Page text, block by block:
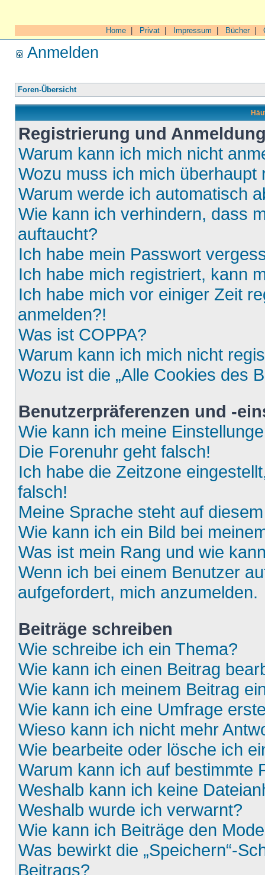
Home Privat Impressum Bücher|
Anmelden
Foren-Übersicht
Registrierung und
Warum kann ich mich nicht
Wozu muss ich mich überhaupt
Warum werde ich automatisch
Wie kann ich verhindern, dass
auftaucht?
Ich habe mein Passwort
Ich habe mich registriert, kann
Ich habe mich vor einiger Zeit
anmelden?!
Was ist COPPA?
Warum kann ich mich nicht
Wozu ist die „Alle Cookies des
Benutzerpräferenzen und -
Wie kann ich meine
Die Forenuhr geht falsch!
Ich habe die Zeitzone
falsch!
Meine Sprache steht auf
Wie kann ich ein Bild bei
Was ist mein Rang und wie
Wenn ich bei einem Benutzer
aufgefordert, mich anzumelden.
Beiträge schreiben
Wie schreibe ich ein Thema?
Wie kann ich einen Beitrag
Wie kann ich meinem Beitrag
Wie kann ich eine Umfrage
Wieso kann ich nicht mehr
Wie bearbeite oder lösche ich
Warum kann ich auf bestimmte
Weshalb kann ich keine
Weshalb wurde ich verwarnt?
Wie kann ich Beiträge den
Was bewirkt die „Speichern“-
Beitrags?